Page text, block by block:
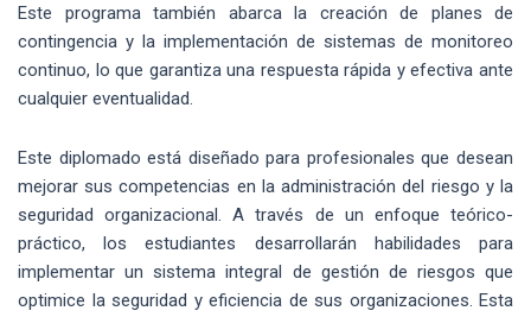
Este programa también abarca la creación de planes de
contingencia y la implementación de sistemas de monitoreo
continuo, lo que garantiza una respuesta rápida y efectiva ante
cualquier eventualidad.
Este diplomado está diseñado para profesionales que desean
mejorar sus competencias en la administración del riesgo y la
seguridad organizacional. A través de un enfoque teórico-
práctico, los estudiantes desarrollarán habilidades para
implementar un sistema integral de gestión de riesgos que
optimice la seguridad y eficiencia de sus organizaciones. Esta